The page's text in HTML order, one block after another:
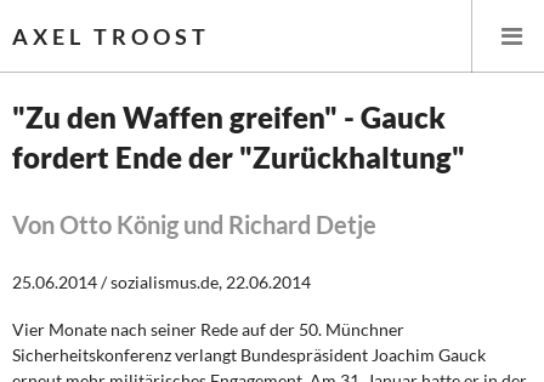
AXEL TROOST
Startseite
Themen
Leitlinien linker Wirtschafts- und Finanzpolitik
Wirtschaftspolitik
"Zu den Waffen greifen" - Gauck
fordert Ende der "Zurückhaltung"
Von Otto König und Richard Detje
25.06.2014 / sozialismus.de, 22.06.2014
Vier Monate nach seiner Rede auf der 50. Münchner
Sicherheitskonferenz verlangt Bundespräsident Joachim Gauck